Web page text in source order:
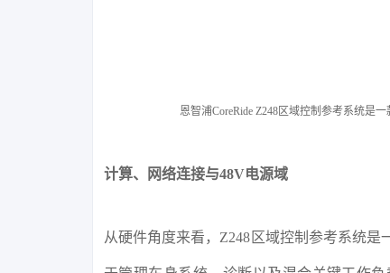
恩智浦CoreRide Z248区域控制参考系统是
计算、网络连接与48V电源域
从硬件角度来看，Z248区域控制参考系统